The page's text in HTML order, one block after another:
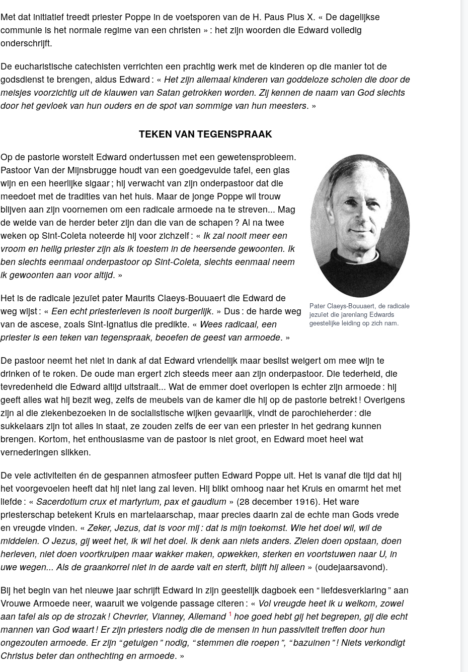
Met dat initiatief treedt priester Poppe in de voetsporen van de H. Paus Pius X. « De dagelijkse
communie is het normale regime van een christen » : het zijn woorden die Edward volledig
onderschrijft.
De eucharistische catechisten verrichten een prachtig werk met de kinderen op die manier tot de
godsdienst te brengen, aldus Edward : « Het zijn allemaal kinderen van goddeloze scholen die door de
meisjes voorzichtig uit de klauwen van Satan getrokken worden. Zij kennen de naam van God slechts
door het gevloek van hun ouders en de spot van sommige van hun meesters. »
TEKEN VAN TEGENSPRAAK
Pater Claeys-Bouuaert, de radicale
jezuïet die jarenlang Edwards
geestelijke leiding op zich nam.
Op de pastorie worstelt Edward ondertussen met een gewetensprobleem.
Pastoor Van der Mijnsbrugge houdt van een goedgevulde tafel, een glas
wijn en een heerlijke sigaar ; hij verwacht van zijn onderpastoor dat die
meedoet met de tradities van het huis. Maar de jonge Poppe wil trouw
blijven aan zijn voornemen om een radicale armoede na te streven... Mag
de weide van de herder beter zijn dan die van de schapen ? Al na twee
weken op Sint-Coleta noteerde hij voor zichzelf : « Ik zal nooit meer een
vroom en heilig priester zijn als ik toestem in de heersende gewoonten. Ik
ben slechts eenmaal onderpastoor op Sint-Coleta, slechts eenmaal neem
ik gewoonten aan voor altijd. »
Het is de radicale jezuïet pater Maurits Claeys-Bouuaert die Edward de
weg wijst : « Een echt pries­terleven is nooit burgerlijk. » Dus : de harde weg
van de ascese, zoals Sint-Ignatius die predikte. « Wees radicaal, een
priester is een teken van tegenspraak, beoefen de geest van armoede. »
De pastoor neemt het niet in dank af dat Edward vriendelijk maar beslist weigert om mee wijn te
drinken of te roken. De oude man ergert zich steeds meer aan zijn onderpastoor. Die tederheid, die
tevredenheid die Edward altijd uitstraalt... Wat de emmer doet overlopen is echter zijn armoede : hij
geeft alles wat hij bezit weg, zelfs de meubels van de kamer die hij op de pastorie betrekt ! Overigens
zijn al die ziekenbezoeken in de socialistische wijken gevaarlijk, vindt de parochieherder : die
sukkelaars zijn tot alles in staat, ze zouden zelfs de eer van een priester in het gedrang kunnen
brengen. Kortom, het enthousiasme van de pastoor is niet groot, en Edward moet heel wat
vernederingen slikken.
De vele activiteiten én de gespannen atmosfeer putten Edward Poppe uit. Het is vanaf die tijd dat hij
het voorgevoelen heeft dat hij niet lang zal leven. Hij blikt omhoog naar het Kruis en omarmt het met
liefde : « Sacerdotium crux et martyrium, pax et gaudium » (28 december 1916). Het ware
priesterschap betekent Kruis en martelaarschap, maar precies daarin zal de echte man Gods vrede
en vreugde vinden. «Zeker, Jezus, dat is voor mij : dat is mijn toekomst. Wie het doel wil, wil de
middelen. O Jezus, gij weet het, ik wil het doel. Ik denk aan niets anders. Zielen doen opstaan, doen
herleven, niet doen voortkruipen maar wakker maken, opwekken, sterken en voortstuwen naar U, in
uwe wegen... Als de graankorrel niet in de aarde valt en sterft, blijft hij alleen » (oudejaarsavond).
Bij het begin van het nieuwe jaar schrijft Edward in zijn geestelijk dagboek een “ liefdesverklaring ” aan
Vrouwe Armoede neer, waaruit we volgende passage citeren : « Vol vreugde heet ik u welkom, zowel
aan tafel als op de strozak ! Chevrier, Vianney, Allemand 1 hoe goed hebt gij het begrepen, gij die echt
mannen van God waart ! Er zijn priesters nodig die de mensen in hun passiviteit treffen door hun
ongezouten armoede. Er zijn “ getuigen ” nodig, “ stemmen die roepen ”, “ bazuinen ” ! Niets verkondigt
Christus beter dan onthechting en armoede. »